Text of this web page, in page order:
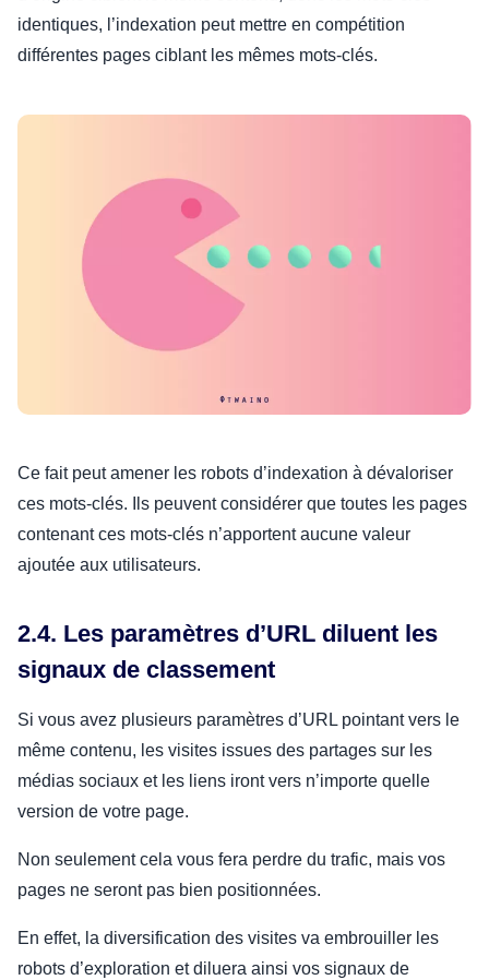
identiques, l’indexation peut mettre en compétition
différentes pages ciblant les mêmes mots-clés.
Ce fait peut amener les robots d’indexation à dévaloriser
ces mots-clés. Ils peuvent considérer que toutes les pages
contenant ces mots-clés n’apportent aucune valeur
ajoutée aux utilisateurs.
2.4. Les paramètres d’URL diluent les
signaux de classement
Si vous avez plusieurs paramètres d’URL pointant vers le
même contenu, les visites issues des partages sur les
médias sociaux et les liens iront vers n’importe quelle
version de votre page.
Non seulement cela vous fera perdre du trafic, mais vos
pages ne seront pas bien positionnées.
En effet, la diversification des visites va embrouiller les
robots d’exploration et diluera ainsi vos signaux de